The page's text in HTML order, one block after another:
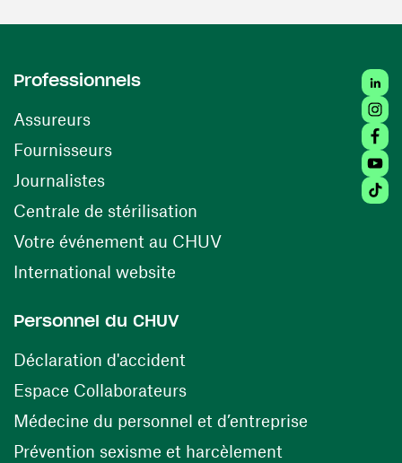
Professionnels
Assureurs
Fournisseurs(ouvre une nouvelle fenêtre)
Journalistes
Centrale de stérilisation (ouvre une nouvelle
Votre événement au CHUV(ouvre une nouvelle
International website
Personnel du CHUV
Déclaration d'accident
Espace Collaborateurs(ouvre une nouvelle fenêtre)
Médecine du personnel et d’entreprise
Prévention sexisme et harcèlement